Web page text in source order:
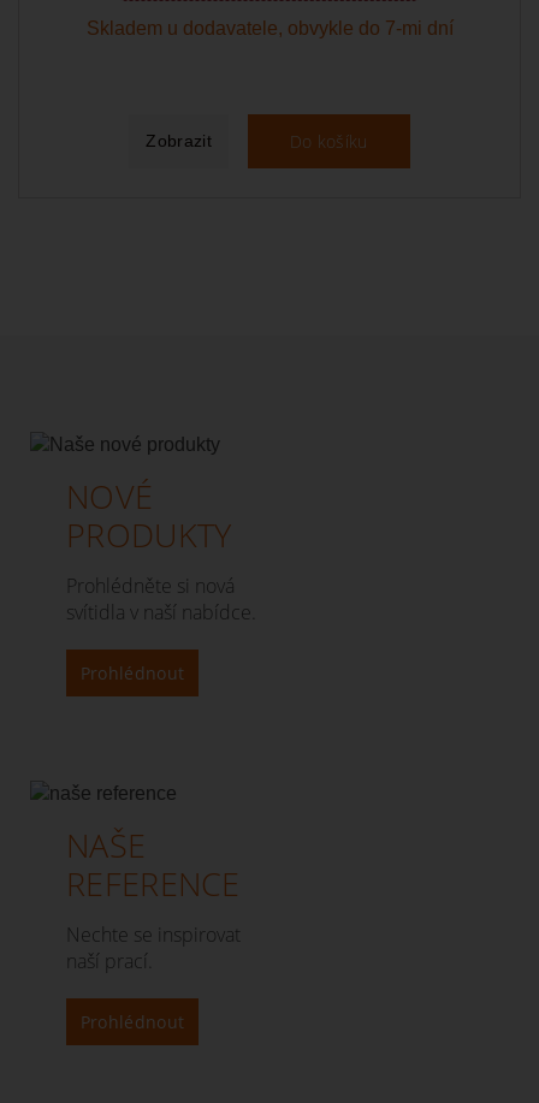
Skladem u dodavatele, obvykle do 7-mi dní
Zobrazit Do košíku
NOVÉ
PRODUKTY
Prohlédněte si nová
svítidla v naší nabídce.
Prohlédnout
NAŠE
REFERENCE
Nechte se inspirovat
naší prací.
Prohlédnout